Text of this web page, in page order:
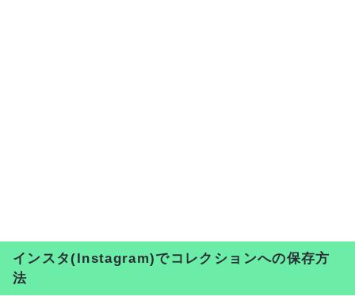
インスタ(Instagram)でコレクションへの保存方
法